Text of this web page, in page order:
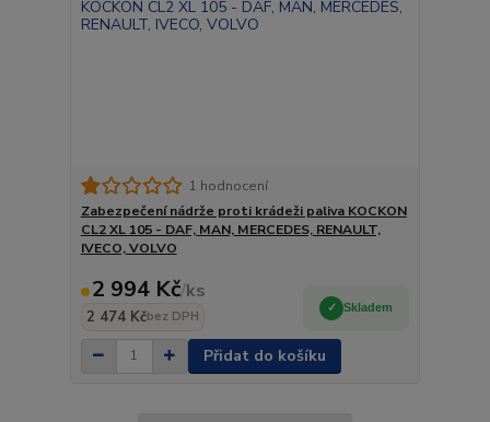
1 hodnocení
Zabezpečení nádrže proti krádeži paliva KOCKON
CL2 XL 105 - DAF, MAN, MERCEDES, RENAULT,
IVECO, VOLVO
2 994 Kč/ks
2 474 Kčbez DPH
Skladem
Přidat do košíku